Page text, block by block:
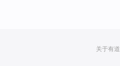
关于有道